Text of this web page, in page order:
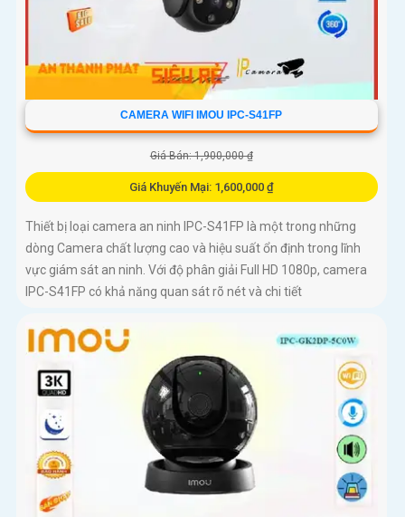
CAMERA WIFI IMOU IPC-S41FP
Giá Bán: 1,900,000 ₫
Giá Khuyến Mại: 1,600,000 ₫
Thiết bị loại camera an ninh IPC-S41FP là một trong những
dòng Camera chất lượng cao và hiệu suất ổn định trong lĩnh
vực giám sát an ninh. Với độ phân giải Full HD 1080p, camera
IPC-S41FP có khả năng quan sát rõ nét và chi tiết